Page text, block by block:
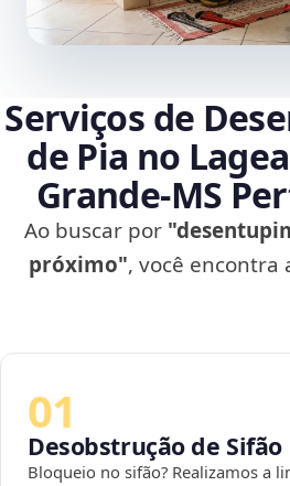
Serviços de
de Pia no
Grande‑MS
Ao buscar por
próximo", você encontra
01
Desobstrução de Sifão
Bloqueio no sifão? Realizamos a